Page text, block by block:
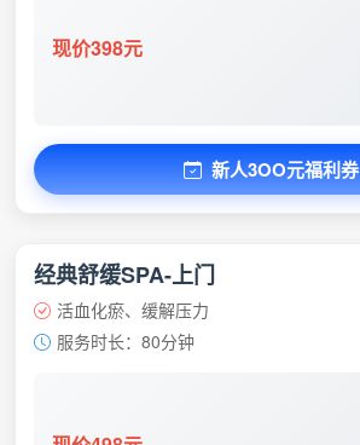
现价398元
新人3OO元福利券
经典舒缓SPA-上门
活血化瘀、缓解压力
服务时长：80分钟